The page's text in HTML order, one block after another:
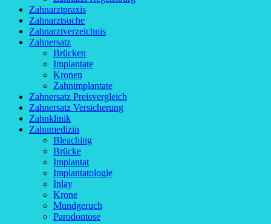
Zahnarztpraxis
Zahnarztsuche
Zahnarztverzeichnis
Zahnersatz
Brücken
Implantate
Kronen
Zahnimplantate
Zahnersatz Preisvergleich
Zahnersatz Versicherung
Zahnklinik
Zahnmedizin
Bleaching
Brücke
Implantat
Implantatologie
Inlay
Krone
Mundgeruch
Parodontose